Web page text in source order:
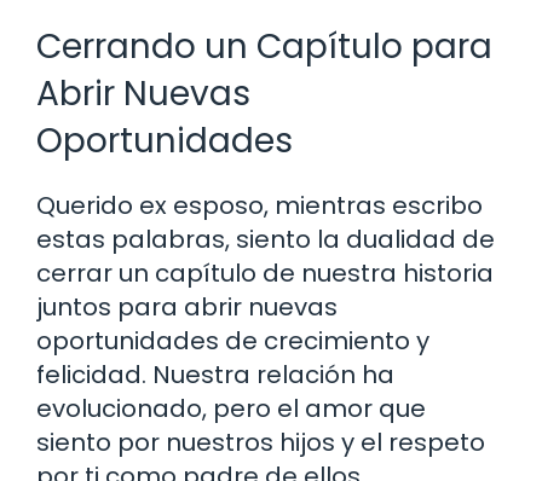
Cerrando un Capítulo para
Abrir Nuevas
Oportunidades
Querido ex esposo, mientras escribo
estas palabras, siento la dualidad de
cerrar un capítulo de nuestra historia
juntos para abrir nuevas
oportunidades de crecimiento y
felicidad. Nuestra relación ha
evolucionado, pero el amor que
siento por nuestros hijos y el respeto